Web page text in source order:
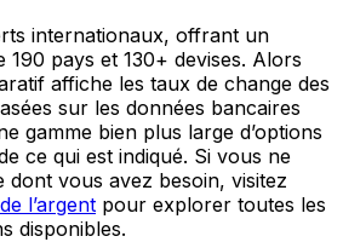
internationaux, offrant un
pays et 130+ devises. Alors
affiche les taux de change des
sur les données bancaires
gamme bien plus large d’options
ce qui est indiqué. Si vous ne
dont vous avez besoin, visitez
l’argent pour explorer toutes les
disponibles.